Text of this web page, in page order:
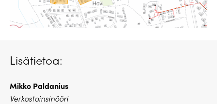
Lisätietoa:
Mikko Paldanius
Verkostoinsinööri